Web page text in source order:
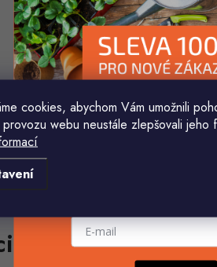
cookies, abychom Vám umožnili
webu neustále zlepšovali jeho